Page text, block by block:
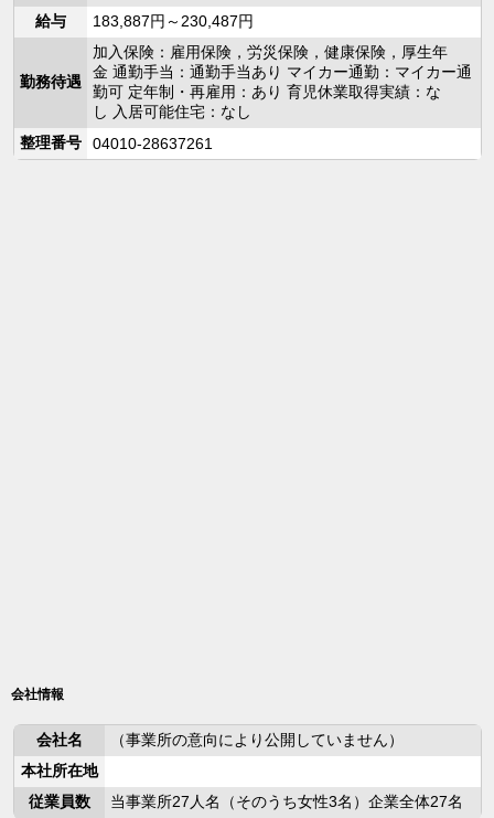
給与
183,887円～230,487円
勤務待遇
加入保険：雇用保険，労災保険，健康保険，厚生年
金 通勤手当：通勤手当あり マイカー通勤：マイカー通
勤可 定年制・再雇用：あり 育児休業取得実績：な
し 入居可能住宅：なし
整理番号
04010-28637261
会社情報
会社名
（事業所の意向により公開していません）
本社所在地
従業員数
当事業所27人名（そのうち女性3名）企業全体27名